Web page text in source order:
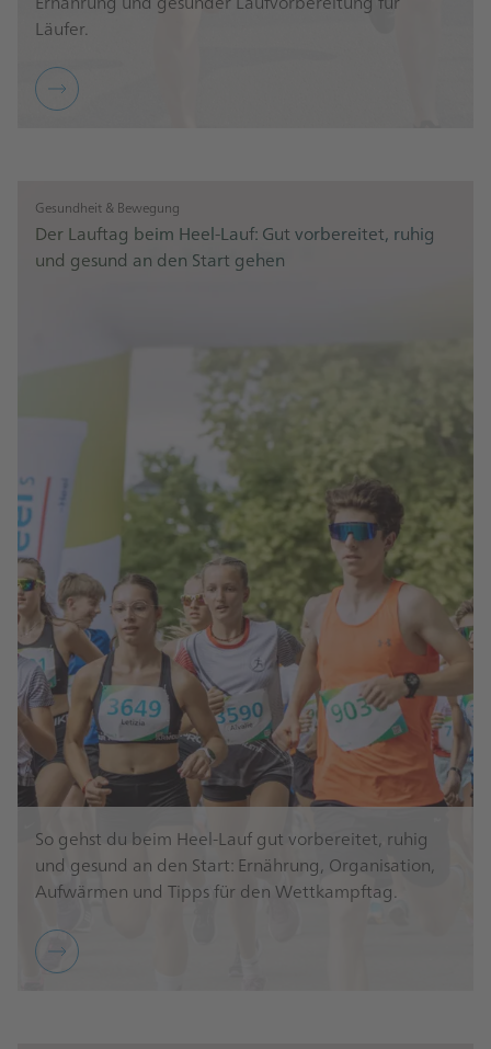
Läufer.
Gesundheit & Bewegung
Der Lauftag beim Heel-Lauf: Gut vorbereitet, ruhig
und gesund an den Start gehen
So gehst du beim Heel-Lauf gut vorbereitet, ruhig
und gesund an den Start: Ernährung, Organisation,
Aufwärmen und Tipps für den Wettkampftag.